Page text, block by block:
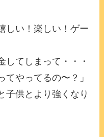
しい！楽しい！ゲー
してしまって・・・
やってるの〜？」
子供とより強くなり